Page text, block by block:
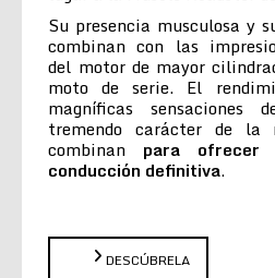
Su presencia musculosa y
combinan con las
del motor de mayor
moto de serie. El
magníficas sensaciones
tremendo carácter de la
combinan para ofrecer
conducción definitiva.
DESCÚBRELA